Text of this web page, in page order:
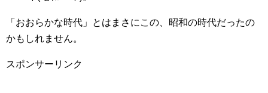
「おおらかな時代」とはまさにこの、昭和の時代だったの
かもしれません。
スポンサーリンク